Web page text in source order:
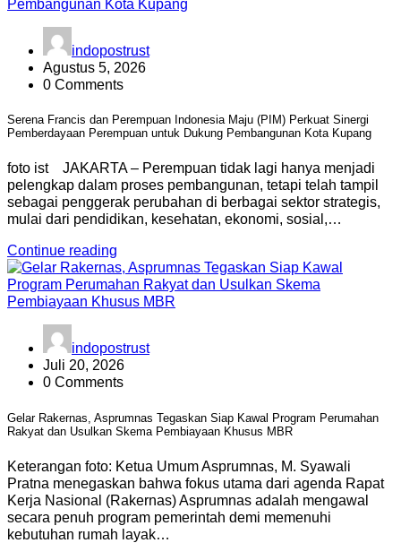
indopostrust
Agustus 5, 2026
0 Comments
Serena Francis dan Perempuan Indonesia Maju (PIM) Perkuat Sinergi
Pemberdayaan Perempuan untuk Dukung Pembangunan Kota Kupang
foto ist JAKARTA – Perempuan tidak lagi hanya menjadi
pelengkap dalam proses pembangunan, tetapi telah tampil
sebagai penggerak perubahan di berbagai sektor strategis,
mulai dari pendidikan, kesehatan, ekonomi, sosial,…
Continue reading
indopostrust
Juli 20, 2026
0 Comments
Gelar Rakernas, Asprumnas Tegaskan Siap Kawal Program Perumahan
Rakyat dan Usulkan Skema Pembiayaan Khusus MBR
Keterangan foto: Ketua Umum Asprumnas, M. Syawali
Pratna menegaskan bahwa fokus utama dari agenda Rapat
Kerja Nasional (Rakernas) Asprumnas adalah mengawal
secara penuh program pemerintah demi memenuhi
kebutuhan rumah layak…